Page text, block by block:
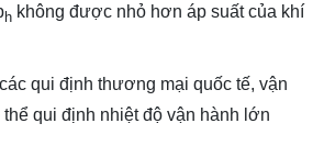
h không được nhỏ hơn áp suất của khí
qui định thương mại quốc tế, vận
qui định nhiệt độ vận hành lớn